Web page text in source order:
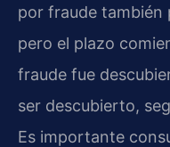
por fraude también
pero el plazo
fraude fue
ser descubierto,
Es importante